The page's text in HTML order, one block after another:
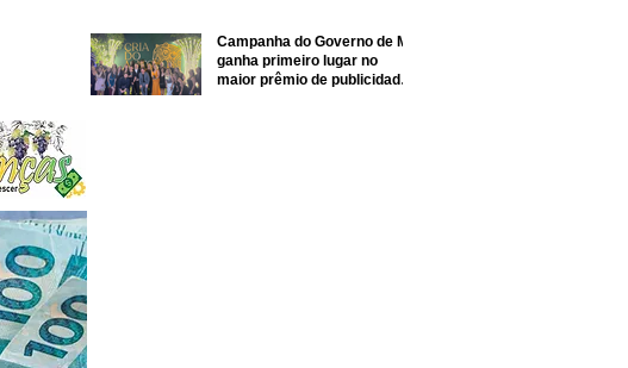
Campanha do Governo de MT
ganha primeiro lugar no
maior prêmio de publicidade